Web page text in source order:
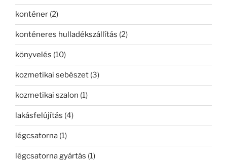
konténer (2)
konténeres hulladékszállítás (2)
könyvelés (10)
kozmetikai sebészet (3)
kozmetikai szalon (1)
lakásfelújítás (4)
légcsatorna (1)
légcsatorna gyártás (1)